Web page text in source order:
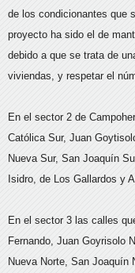
de los condicionantes que
proyecto ha sido el de
debido a que se trata de
viviendas, y respetar el
En el sector 2 de
Católica Sur, Juan
Nueva Sur, San Joaquín
Isidro, de Los Gallardos y
En el sector 3 las calles
Fernando, Juan Goyrisolo
Nueva Norte, San Joaquín